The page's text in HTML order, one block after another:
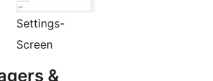
Settings-
Screen
&